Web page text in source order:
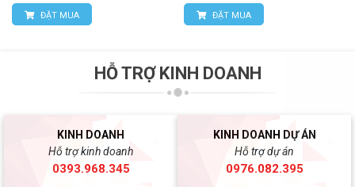
ĐẶT MUA ĐẶT MUA
HỖ TRỢ KINH DOANH
KINH DOANH
Hỗ trợ kinh doanh
0393.968.345
KINH DOANH DỰ ÁN
Hỗ trợ dự án
0976.082.395